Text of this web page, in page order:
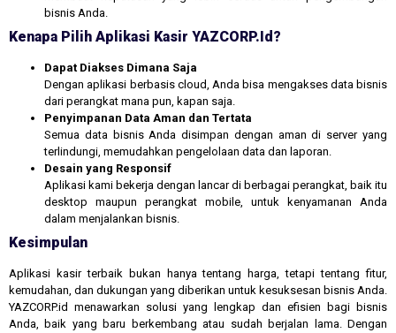
bisnis Anda.
Kenapa Pilih Aplikasi Kasir YAZCORP.id?
Dapat Diakses Dimana Saja
Dengan aplikasi berbasis cloud, Anda bisa mengakses data bisnis
dari perangkat mana pun, kapan saja.
Penyimpanan Data Aman dan Tertata
Semua data bisnis Anda disimpan dengan aman di server yang
terlindungi, memudahkan pengelolaan data dan laporan.
Desain yang Responsif
Aplikasi kami bekerja dengan lancar di berbagai perangkat, baik itu
desktop maupun perangkat mobile, untuk kenyamanan Anda
dalam menjalankan bisnis.
Kesimpulan
Aplikasi kasir terbaik bukan hanya tentang harga, tetapi tentang fitur,
kemudahan, dan dukungan yang diberikan untuk kesuksesan bisnis Anda.
YAZCORP.id menawarkan solusi yang lengkap dan efisien bagi bisnis
Anda, baik yang baru berkembang atau sudah berjalan lama. Dengan